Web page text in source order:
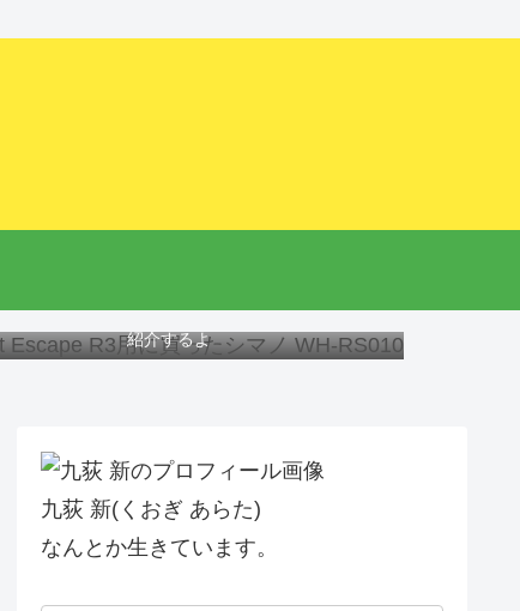
紹介するよ
九荻 新(くおぎ あらた)
なんとか生きています。